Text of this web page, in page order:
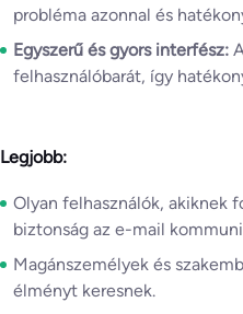
probléma azonnal és
Egyszerű és gyors interfész:
felhasználóbarát, így
Legjobb:
Olyan felhasználók, akiknek
biztonság az e-mail
Magánszemélyek és
élményt keresnek.